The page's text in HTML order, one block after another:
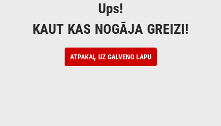
Ups!
KAUT KAS NOGĀJA GREIZI!
ATPAKAĻ UZ GALVENO LAPU